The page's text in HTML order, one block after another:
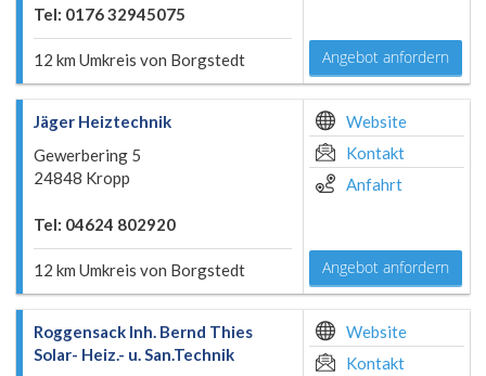
Tel: 0176 32945075
12 km Umkreis von Borgstedt Angebot anfordern
Jäger Heiztechnik
Gewerbering 5
24848 Kropp
Tel: 04624 802920
12 km Umkreis von Borgstedt
Website
Kontakt
Anfahrt
Angebot anfordern
Roggensack Inh. Bernd Thies
Solar- Heiz.- u. San.Technik
Website
Kontakt